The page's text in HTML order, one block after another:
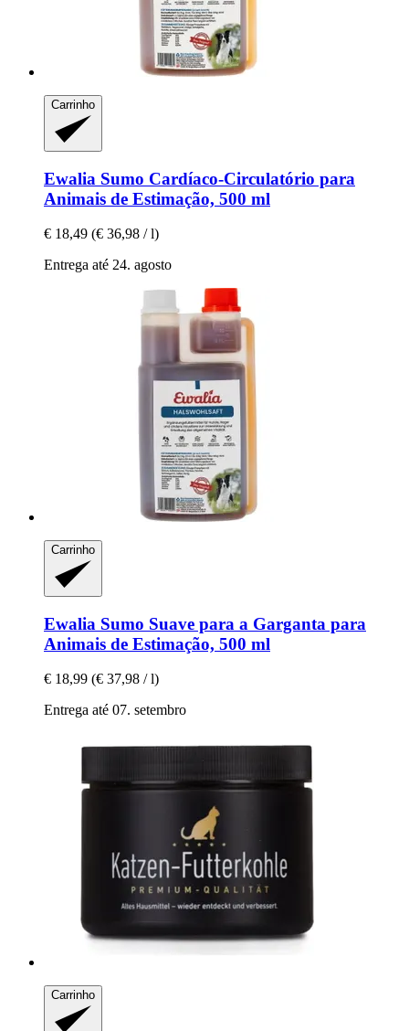
Carrinho
Ewalia Sumo Cardíaco-​Circulatório para
Animais de Estimação, 500 ml
€ 18,49 (€ 36,98 / l)
Entrega até 24. agosto
Carrinho
Ewalia Sumo Suave para a Garganta para
Animais de Estimação, 500 ml
€ 18,99 (€ 37,98 / l)
Entrega até 07. setembro
Carrinho